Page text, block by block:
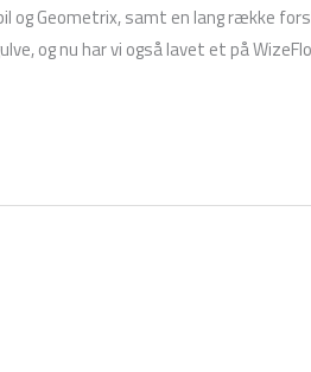
og Geometrix, samt en lang række
og nu har vi også lavet et på